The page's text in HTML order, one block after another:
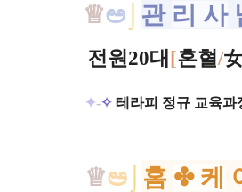
♕ಅ⌡ 관 리 사
전원20대 [혼혈/
✦-✧ 테라피 정규 교육과
♕ಅ 홈 ✤ 케